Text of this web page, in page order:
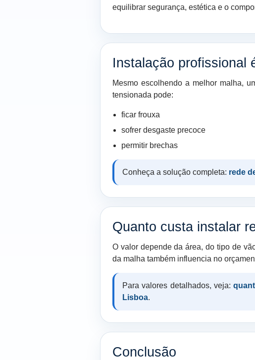
equilibrar segurança, estética e o
Instalação profissional
Mesmo escolhendo a melhor malha,
tensionada pode:
ficar frouxa
sofrer desgaste precoce
permitir brechas
Conheça a solução completa: rede
Quanto custa instalar
O valor depende da área, do tipo de
da malha também influencia no
Para valores detalhados, veja:
Lisboa.
Conclusão